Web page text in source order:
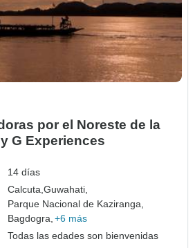
por el Noreste de la
G Experiences
14 días
Calcuta,Guwahati,
Parque Nacional de Kaziranga,
Bagdogra, +6 más
Todas las edades son bienvenidas